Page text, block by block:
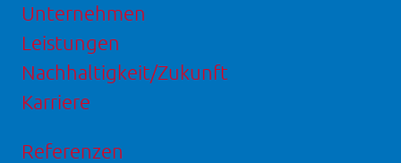
Unternehmen
Leistungen
Nachhaltigkeit/Zukunft
Karriere
Referenzen